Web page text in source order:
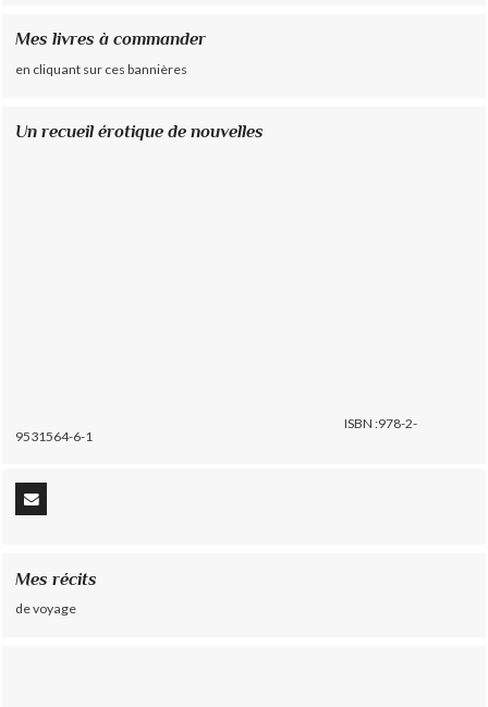
Mes livres à commander
en cliquant sur ces bannières
Un recueil érotique de nouvelles
ISBN :978-2-
9531564-6-1
Mes récits
de voyage